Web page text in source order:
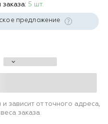
5 шт.
предложение
зависит от точного адреса,
заказа